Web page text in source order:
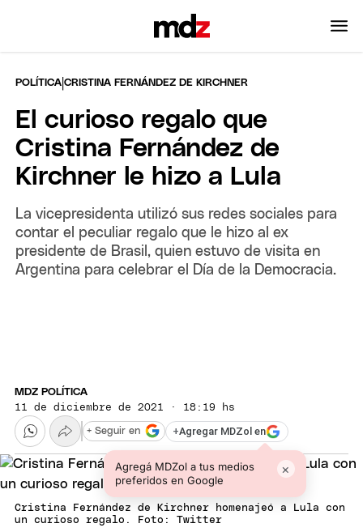
POLÍTICA |CRISTINA FERNÁNDEZ DE KIRCHNER
El curioso regalo que
Cristina Fernández de
Kirchner le hizo a Lula
La vicepresidenta utilizó sus redes sociales para
contar el peculiar regalo que le hizo al ex
presidente de Brasil, quien estuvo de visita en
Argentina para celebrar el Día de la Democracia.
MDZ POLÍTICA
11 de diciembre de 2021 · 18:19 hs
+Agregar MDZol en
Agregá MDZol a tus medios
preferidos en Google
×
+ Seguir en
Cristina Fernández de Kirchner homenajeó a Lula con
un curioso regalo. Foto: Twitter